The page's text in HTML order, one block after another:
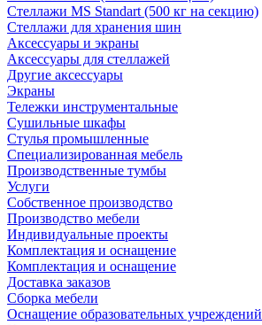
Стеллажи MS Standart (500 кг на секцию)
Стеллажи для хранения шин
Аксессуары и экраны
Аксессуары для стеллажей
Другие аксессуары
Экраны
Тележки инструментальные
Сушильные шкафы
Стулья промышленные
Специализированная мебель
Производственные тумбы
Услуги
Собственное производство
Производство мебели
Индивидуальные проекты
Комплектация и оснащение
Комплектация и оснащение
Доставка заказов
Сборка мебели
Оснащение образовательных учреждений